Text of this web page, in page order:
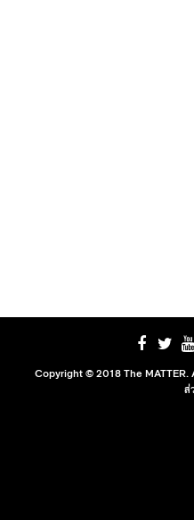
Copyright © 2018 The MATTER.
ส่